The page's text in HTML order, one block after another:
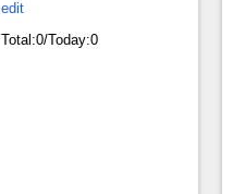
edit
Total:0/Today:0